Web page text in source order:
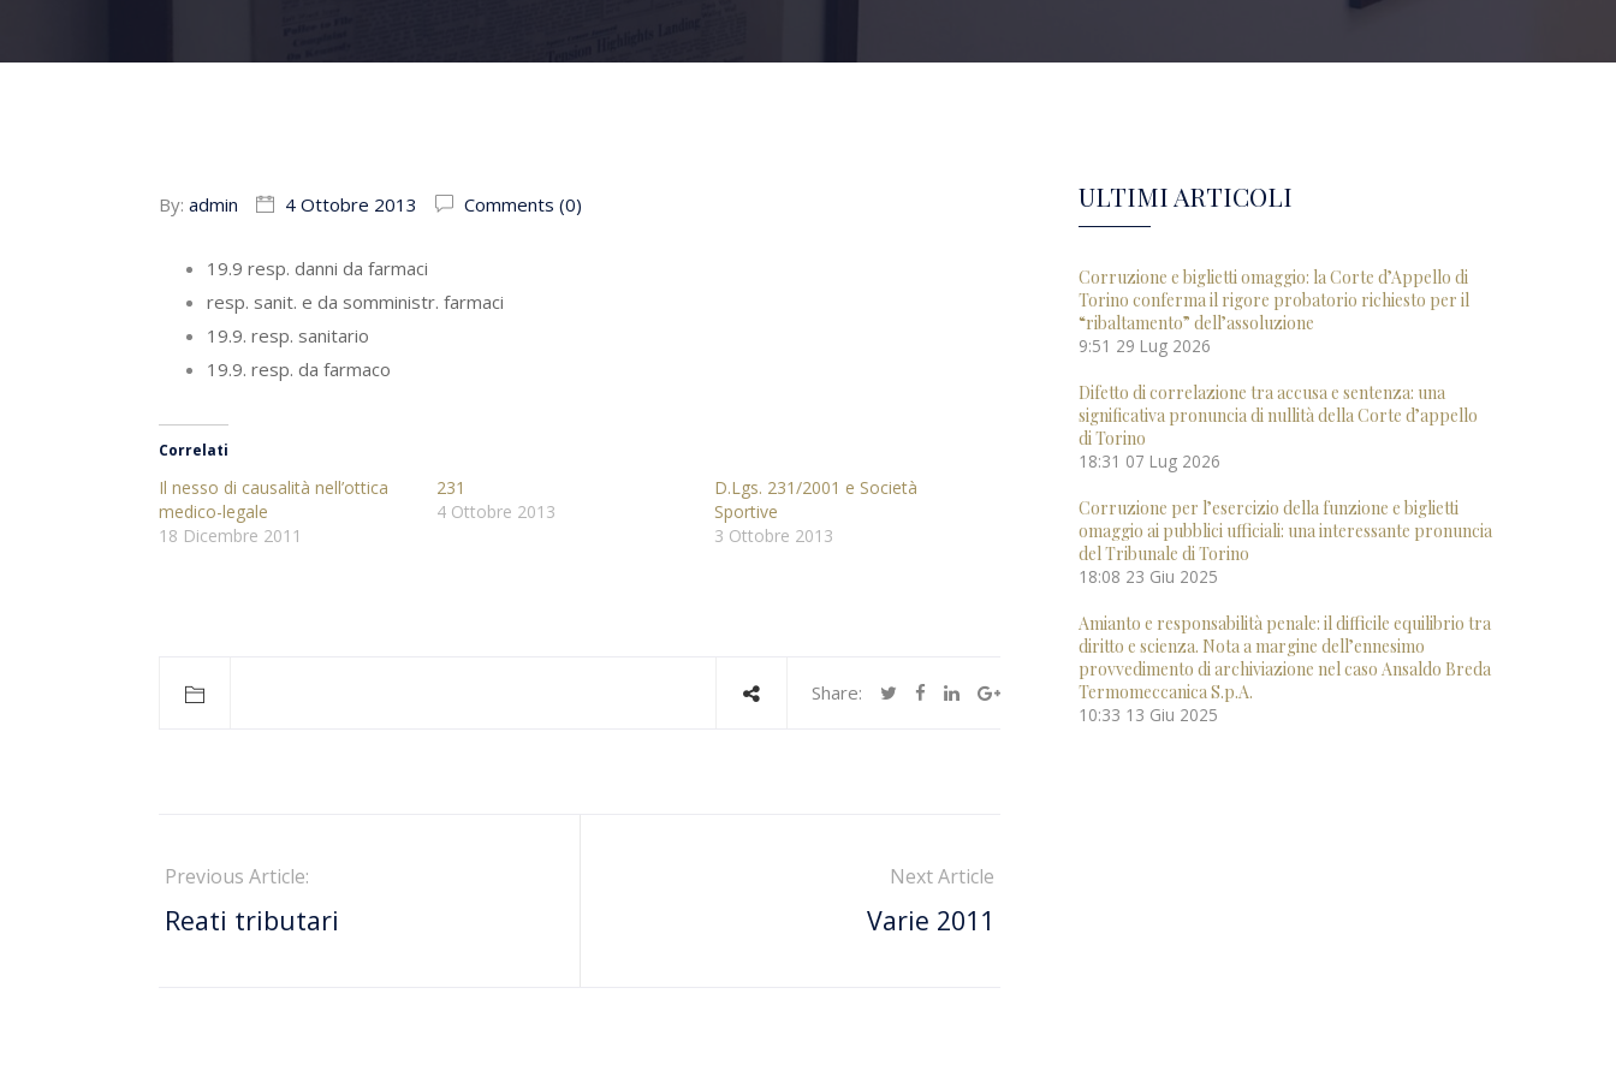
By: admin 4 Ottobre 2013 Comments (0)
19.9 resp. danni da farmaci
resp. sanit. e da somministr. farmaci
19.9. resp. sanitario
19.9. resp. da farmaco
Correlati
Il nesso di causalità nell’ottica
medico-legale
18 Dicembre 2011
231
4 Ottobre 2013
D.Lgs. 231/2001 e Società
Sportive
3 Ottobre 2013
Share:
Previous Article:
Reati tributari
Next Article
Varie 2011
ULTIMI ARTICOLI
Corruzione e biglietti omaggio: la Corte d’Appello di
Torino conferma il rigore probatorio richiesto per il
“ribaltamento” dell’assoluzione
9:51 29 Lug 2026
Difetto di correlazione tra accusa e sentenza: una
significativa pronuncia di nullità della Corte d’appello
di Torino
18:31 07 Lug 2026
Corruzione per l’esercizio della funzione e biglietti
omaggio ai pubblici ufficiali: una interessante pronuncia
del Tribunale di Torino
18:08 23 Giu 2025
Amianto e responsabilità penale: il difficile equilibrio tra
diritto e scienza. Nota a margine dell’ennesimo
provvedimento di archiviazione nel caso Ansaldo Breda
Termomeccanica S.p.A.
10:33 13 Giu 2025